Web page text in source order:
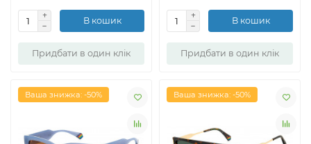
В кошик
Придбати в один клік
В кошик
Придбати в один клік
Ваша знижка: -50% Ваша знижка: -50%